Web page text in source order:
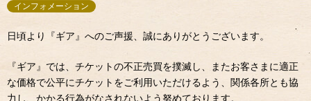
インフォメーション
日頃より『ギア』へのご声援、誠にありがとうございます。
『ギア』では、チケットの不正売買を撲滅し、またお客さまに適正
な価格で公平にチケットをご利用いただけるよう、関係各所とも協
力し、かかる行為がなされないよう努めております。